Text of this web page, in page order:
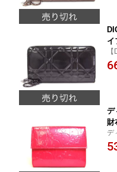
イ
ナ
な
フ
デ
財
オ
ル
デ
ト